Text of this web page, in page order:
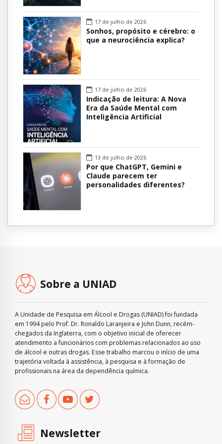
17 de julho de 2026
Sonhos, propósito e cérebro: o
que a neurociência explica?
17 de julho de 2026
Indicação de leitura: A Nova
Era da Saúde Mental com
Inteligência Artificial
13 de julho de 2026
Por que ChatGPT, Gemini e
Claude parecem ter
personalidades diferentes?
Sobre a UNIAD
A Unidade de Pesquisa em Álcool e Drogas (UNIAD) foi fundada
em 1994 pelo Prof. Dr. Ronaldo Laranjeira e John Dunn, recém-
chegados da Inglaterra, com o objetivo inicial de oferecer
atendimento a funcionários com problemas relacionados ao uso
de álcool e outras drogas. Esse trabalho marcou o início de uma
trajetória voltada à assistência, à pesquisa e à formação de
profissionais na área da dependência química.
Newsletter